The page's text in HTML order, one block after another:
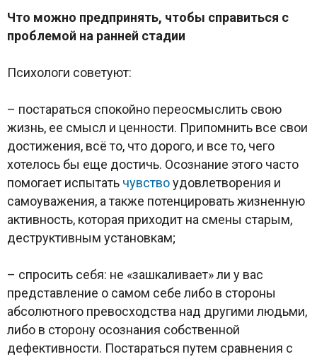
Что можно предпринять, чтобы справиться с
проблемой на ранней стадии
Психологи советуют:
– постараться спокойно переосмыслить свою
жизнь, ее смысл и ценности. Припомнить все свои
достижения, всё то, что дорого, и все то, чего
хотелось бы еще достичь. Осознание этого часто
помогает испытать чувствоудовлетворения и
самоуважения, а также потенцировать жизненную
активность, которая приходит на смены старым,
деструктивным установкам;
– спросить себя: не «зашкаливает» ли у вас
представление о самом себе либо в стороны
абсолютного превосходства над другими людьми,
либо в сторону осознания собственной
дефективности. Постараться путем сравнения с